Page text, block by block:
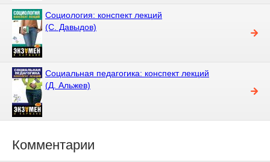
Социология: конспект лекций
(С. Давыдов)
Социальная педагогика: конспект лекций
(Д. Альжев)
Комментарии